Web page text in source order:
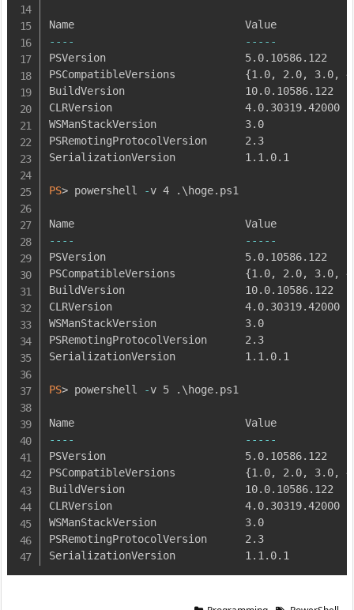
-- -- -- -- -
PSVersion                      5. 0. 10586. 122
PSCompatibleVersions {1. 0, 2. 0, 3. 0, 4
BuildVersion                   10. 0. 10586. 122
CLRVersion                     4. 0. 30319.42000
WSManStackVersion              3. 0
PSRemotingProtocolVersion      2. 3
SerializationVersion           1. 1. 0. 1
PS> powershell -v 4 . \hoge. ps1
-- -- -- -- -
PSVersion                      5. 0. 10586. 122
PSCompatibleVersions {1. 0, 2. 0, 3. 0, 4
BuildVersion                   10. 0. 10586. 122
CLRVersion                     4. 0. 30319.42000
WSManStackVersion              3. 0
PSRemotingProtocolVersion      2. 3
SerializationVersion           1. 1. 0. 1
PS> powershell -v 5 . \hoge. ps1
-- -- -- -- -
PSVersion                      5. 0. 10586. 122
PSCompatibleVersions {1. 0, 2. 0, 3. 0, 4
BuildVersion                   10. 0. 10586. 122
CLRVersion                     4. 0. 30319.42000
WSManStackVersion              3. 0
PSRemotingProtocolVersion      2. 3
SerializationVersion           1. 1. 0. 1